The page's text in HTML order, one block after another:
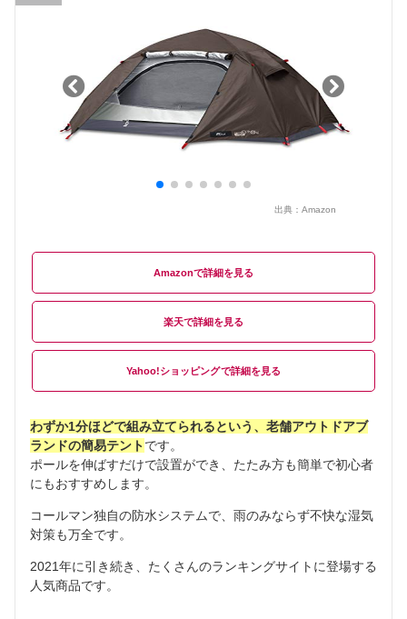
出典： Amazon
Amazon
楽天
Yahoo!ショッピング
わずか1分ほどで組み立てられるという、老舗アウトドアブ
ランドの簡易テントです。
ポールを伸ばすだけで設置ができ、たたみ方も簡単で初心者
にもおすすめします。
コールマン独自の防水システムで、雨のみならず不快な湿気
対策も万全です。
2021年に引き続き、たくさんのランキングサイトに登場する
人気商品です。